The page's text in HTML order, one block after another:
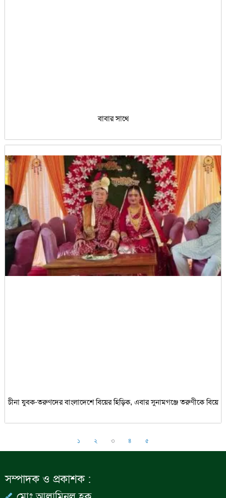
বাবার সাথে
চীনা যুবক-তরুণদের বাংলাদেশে বিয়ের হিড়িক, এবার সুনামগঞ্জে তরুণীকে বিয়ে
১ ২ ৩ ৪ ৫
সম্পাদক ও প্রকাশক :